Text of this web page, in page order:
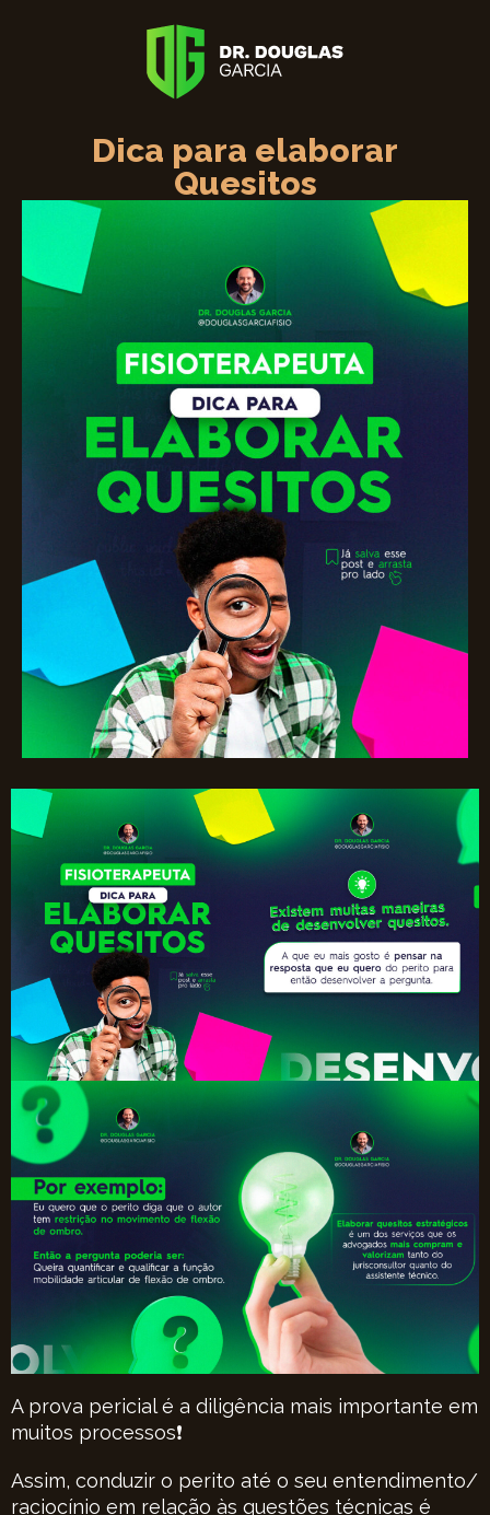
Dica para elaborar
Quesitos
A prova pericial é a diligência mais importante em
muitos processos❗
Assim, conduzir o perito até o seu entendimento/
raciocínio em relação às questões técnicas é